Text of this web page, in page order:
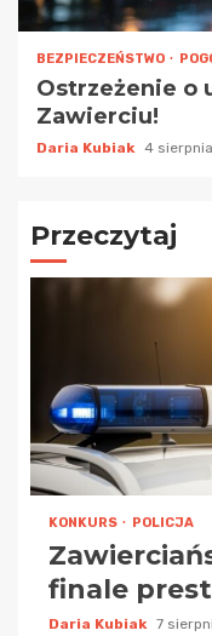
BEZPIECZEŃSTWO
Ostrzeżenie o
Zawierciu!
Daria Kubiak 4
Przeczytaj
KONKURS POLICJA
finale
Daria Kubiak 7